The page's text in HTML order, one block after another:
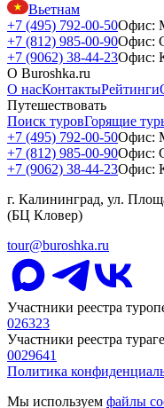
Вьетнам
+7 (495) 792-00-50Офис:
+7 (812) 985-00-90Офис:
+7 (9062) 38-44-23Офис:
О Buroshka.ru
О насКонтактыРейтинги
Путешествовать
Поиск туровГорящие
+7 (495) 792-00-50Офис:
+7 (812) 985-00-90Офис:
+7 (9062) 38-44-23Офис:
г. Калининград, ул.
(БЦ Кловер)
tour@buroshka.ru
Участники реестра
026323
Участники реестра
0029641
Политика
Мы используем файлы